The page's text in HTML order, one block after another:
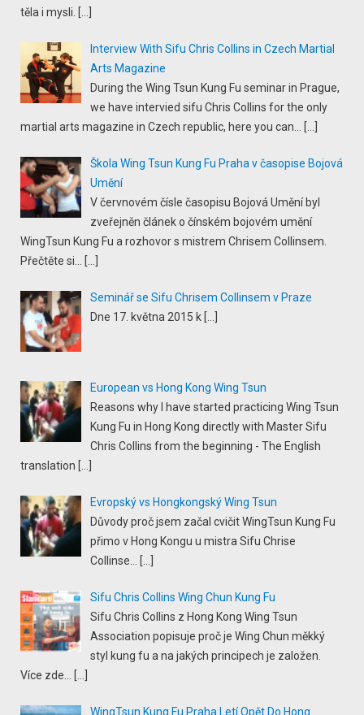
těla i mysli.
Interview With Sifu Chris Collins in Czech Martial
Arts Magazine
During the Wing Tsun Kung Fu seminar in Prague,
we have intervied sifu Chris Collins for the only
martial arts magazine in Czech republic, here you can...
Škola Wing Tsun Kung Fu Praha v časopise Bojová
Umění
V červnovém čísle časopisu Bojová Umění byl
zveřejněn článek o čínském bojovém umění
WingTsun Kung Fu a rozhovor s mistrem Chrisem Collinsem.
Přečtěte si...
Seminář se Sifu Chrisem Collinsem v Praze
Dne 17. května 2015 k
European vs Hong Kong Wing Tsun
Reasons why I have started practicing Wing Tsun
Kung Fu in Hong Kong directly with Master Sifu
Chris Collins from the beginning - The English
translation
Evropský vs Hongkongský Wing Tsun
Důvody proč jsem začal cvičit WingTsun Kung Fu
přimo v Hong Kongu u mistra Sifu Chrise
Collinse...
Sifu Chris Collins Wing Chun Kung Fu
Sifu Chris Collins z Hong Kong Wing Tsun
Association popisuje proč je Wing Chun měkký
styl kung fu a na jakých principech je založen.
Více zde...
WingTsun Kung Fu Praha Letí Opět Do Hong